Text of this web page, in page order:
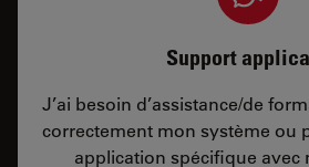
Support
J’ai besoin d’assistance/de
correctement mon système ou
application spécifique avec